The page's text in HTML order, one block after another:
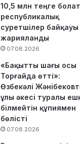
10,5 млн теңге
республикалық
суретшілер байқауы
жарияланды
07.08.2026
«Бақытты шағы осы
Торғайда өтті»:
Өзбекәлі
ұлы әкесі туралы
білмейтін құпиямен
бөлісті
07.08.2026